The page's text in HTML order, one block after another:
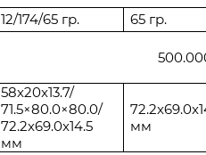
12/174/65 гр.
65 гр.
58x20x13.7/
71.5×80.0×80.0/
72.2x69.0x14.5
мм
мм